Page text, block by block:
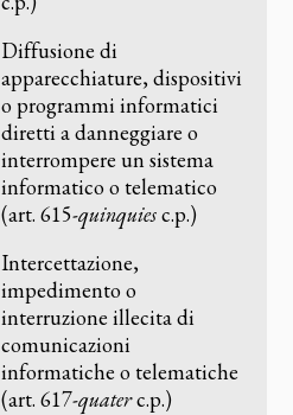
Diffusione di
apparecchiature, dispositivi
o programmi informatici
diretti a danneggiare o
interrompere un sistema
informatico o telematico
(art. 615-quinquiesc.p.)
Intercettazione,
impedimento o
interruzione illecita di
comunicazioni
informatiche o telematiche
(art. 617-quaterc.p.)